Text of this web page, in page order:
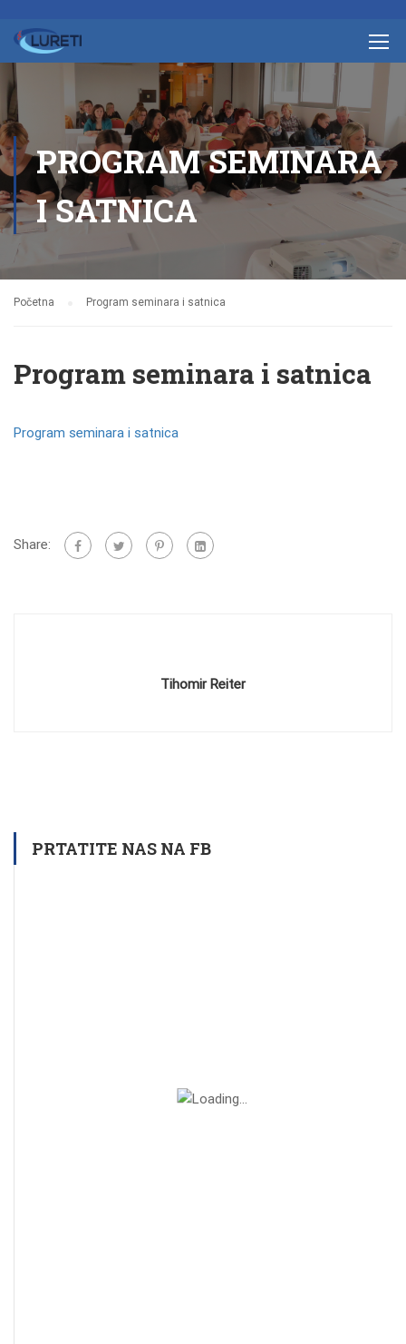
PROGRAM SEMINARA
I SATNICA
Početna Program seminara i satnica
Program seminara i satnica
Program seminara i satnica
Share:
Tihomir Reiter
PRTATITE NAS NA FB